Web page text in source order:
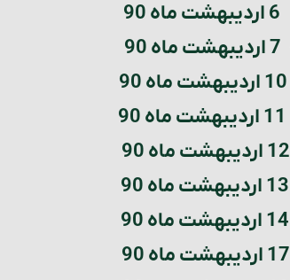
6 اردیبهشت ماه 90
11 اردیبهشت ماه 90
13 اردیبهشت ماه 90
14 اردیبهشت ماه 90